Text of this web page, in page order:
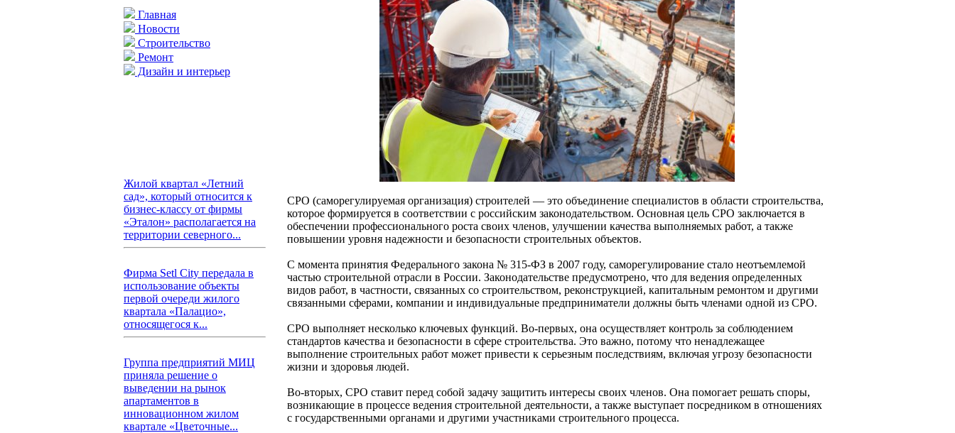
Главная
Новости
Строительство
Ремонт
Дизайн и интерьер
Жилой квартал «Летний
сад», который относится к
бизнес-классу от фирмы
«Эталон» располагается на
территории северного...
Фирма Setl City передала в
использование объекты
первой очереди жилого
квартала «Палацио»,
относящегося к...
Группа предприятий МИЦ
приняла решение о
выведении на рынок
апартаментов в
инновационном жилом
квартале «Цветочные...
СРО (саморегулируемая организация) строителей — это объединение специалистов в области строительства,
которое формируется в соответствии с российским законодательством. Основная цель СРО заключается в
обеспечении профессионального роста своих членов, улучшении качества выполняемых работ, а также
повышении уровня надежности и безопасности строительных объектов.
С момента принятия Федерального закона № 315-ФЗ в 2007 году, саморегулирование стало неотъемлемой
частью строительной отрасли в России. Законодательстве предусмотрено, что для ведения определенных
видов работ, в частности, связанных со строительством, реконструкцией, капитальным ремонтом и другими
связанными сферами, компании и индивидуальные предприниматели должны быть членами одной из СРО.
СРО выполняет несколько ключевых функций. Во-первых, она осуществляет контроль за соблюдением
стандартов качества и безопасности в сфере строительства. Это важно, потому что ненадлежащее
выполнение строительных работ может привести к серьезным последствиям, включая угрозу безопасности
жизни и здоровья людей.
Во-вторых, СРО ставит перед собой задачу защитить интересы своих членов. Она помогает решать споры,
возникающие в процессе ведения строительной деятельности, а также выступает посредником в отношениях
с государственными органами и другими участниками строительного процесса.